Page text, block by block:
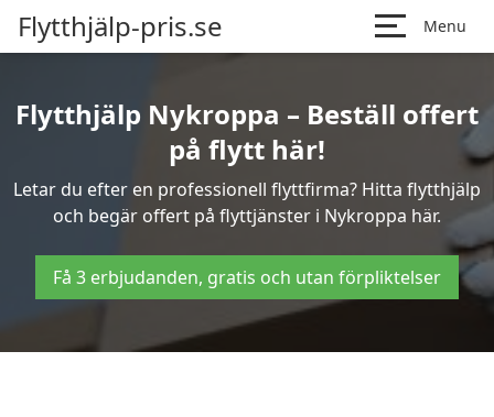
Flytthjälp-pris.se Menu
Flytthjälp Nykroppa – Beställ offert
på flytt här!
Letar du efter en professionell flyttfirma? Hitta flytthjälp
och begär offert på flyttjänster i Nykroppa här.
Få 3 erbjudanden, gratis och utan förpliktelser